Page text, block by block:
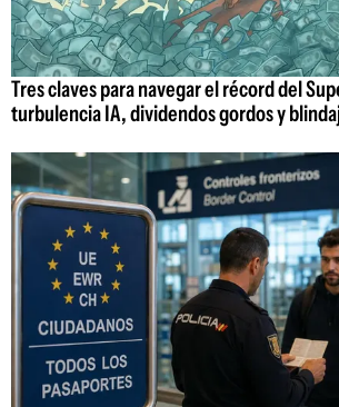
Tres claves para navegar el récord del
turbulencia IA, dividendos gordos y